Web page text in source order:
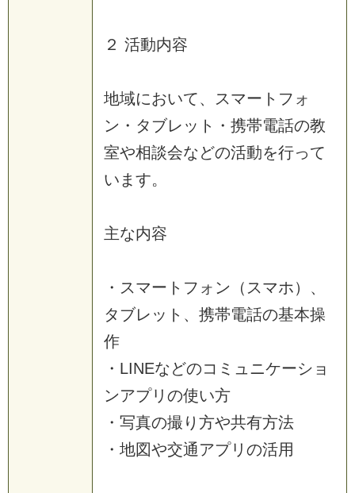
２ 活動内容
地域において、スマートフォ
ン・タブレット・携帯電話の教
室や相談会などの活動を行って
います。
主な内容
・スマートフォン（スマホ）、
タブレット、携帯電話の基本操
作
・LINEなどのコミュニケーショ
ンアプリの使い方
・写真の撮り方や共有方法
・地図や交通アプリの活用